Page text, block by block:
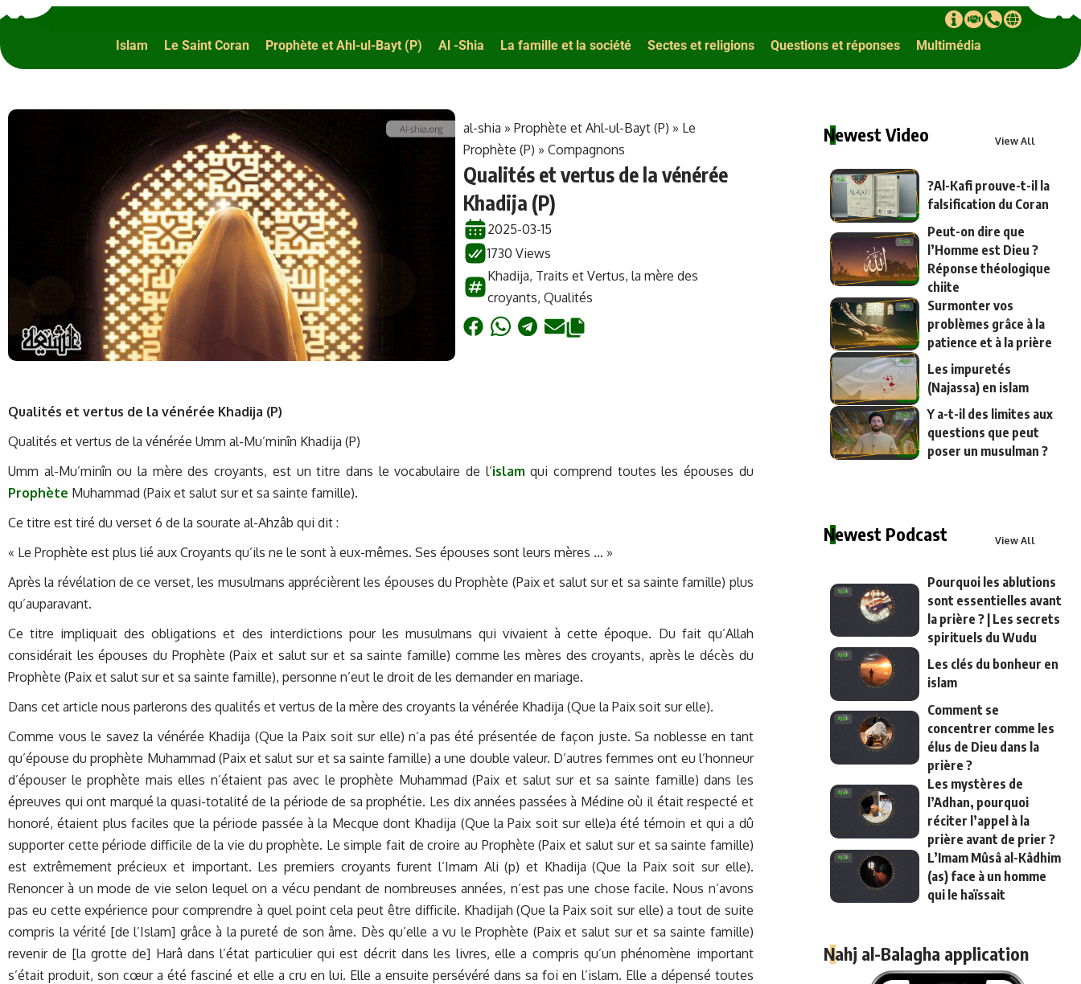
Islam Le Saint Coran Prophète et Ahl-ul-Bayt (P) Al -Shia La famille et la société Sectes et religions Questions et réponses Multimédia
al-shia »Prophète et Ahl-ul-Bayt (P) » Le
Prophète (P) »Compagnons
Qualités et vertus de la vénérée
Khadija (P)
2025-03-15
1730 Views
Khadija, Traits et Vertus,la mère des
croyants,Qualités
Qualités et vertus de la vénérée Khadija (P)
Qualités et vertus de la vénérée Umm al-Mu’minîn Khadija (P)
Umm al-Mu’minîn ou la mère des croyants, est un titre dans le vocabulaire de l’islam qui comprend toutes les épouses du
Prophète Muhammad (Paix et salut sur et sa sainte famille).
Ce titre est tiré du verset 6 de la sourate al-Ahzâb qui dit :
« Le Prophète est plus lié aux Croyants qu’ils ne le sont à eux-mêmes. Ses épouses sont leurs mères … »
Après la révélation de ce verset, les musulmans apprécièrent les épouses du Prophète (Paix et salut sur et sa sainte famille) plus
qu’auparavant.
Ce titre impliquait des obligations et des interdictions pour les musulmans qui vivaient à cette époque. Du fait qu’Allah
considérait les épouses du Prophète (Paix et salut sur et sa sainte famille) comme les mères des croyants, après le décès du
Prophète (Paix et salut sur et sa sainte famille), personne n’eut le droit de les demander en mariage.
Dans cet article nous parlerons des qualités et vertus de la mère des croyants la vénérée Khadija (Que la Paix soit sur elle).
Comme vous le savez la vénérée Khadija (Que la Paix soit sur elle) n’a pas été présentée de façon juste. Sa noblesse en tant
qu’épouse du prophète Muhammad (Paix et salut sur et sa sainte famille) a une double valeur. D’autres femmes ont eu l’honneur
d’épouser le prophète mais elles n’étaient pas avec le prophète Muhammad (Paix et salut sur et sa sainte famille) dans les
épreuves qui ont marqué la quasi-totalité de la période de sa prophétie. Les dix années passées à Médine où il était respecté et
honoré, étaient plus faciles que la période passée à la Mecque dont Khadija (Que la Paix soit sur elle)a été témoin et qui a dû
supporter cette période difficile de la vie du prophète. Le simple fait de croire au Prophète (Paix et salut sur et sa sainte famille)
est extrêmement précieux et important. Les premiers croyants furent l’Imam Ali (p) et Khadija (Que la Paix soit sur elle).
Renoncer à un mode de vie selon lequel on a vécu pendant de nombreuses années, n’est pas une chose facile. Nous n’avons
pas eu cette expérience pour comprendre à quel point cela peut être difficile. Khadijah (Que la Paix soit sur elle) a tout de suite
compris la vérité [de l’Islam] grâce à la pureté de son âme. Dès qu’elle a vu le Prophète (Paix et salut sur et sa sainte famille)
revenir de [la grotte de] Harâ dans l’état particulier qui est décrit dans les livres, elle a compris qu’un phénomène important
s’était produit, son cœur a été fasciné et elle a cru en lui. Elle a ensuite persévéré dans sa foi en l’islam. Elle a dépensé toutes
Newest Video View All
?Al-Kafi prouve-t-il la
falsification du Coran
Peut-on dire que
l’Homme est Dieu ?
Réponse théologique
chiite
Surmonter vos
problèmes grâce à la
patience et à la prière
Les impuretés
(Najassa) en islam
Y a-t-il des limites aux
questions que peut
poser un musulman ?
Newest Podcast View All
Pourquoi les ablutions
sont essentielles avant
la prière ? | Les secrets
spirituels du Wudu
Les clés du bonheur en
islam
Comment se
concentrer comme les
élus de Dieu dans la
prière ?
Les mystères de
l’Adhan, pourquoi
réciter l’appel à la
prière avant de prier ?
L’Imam Mûsâ al-Kâdhim
(as) face à un homme
qui le haïssait
Nahj al-Balagha application